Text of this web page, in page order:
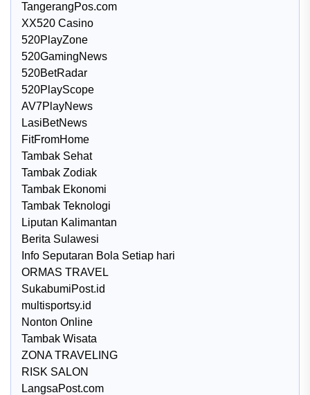
TangerangPos.com
XX520 Casino
520PlayZone
520GamingNews
520BetRadar
520PlayScope
AV7PlayNews
LasiBetNews
FitFromHome
Tambak Sehat
Tambak Zodiak
Tambak Ekonomi
Tambak Teknologi
Liputan Kalimantan
Berita Sulawesi
Info Seputaran Bola Setiap hari
ORMAS TRAVEL
SukabumiPost.id
multisportsy.id
Nonton Online
Tambak Wisata
ZONA TRAVELING
RISK SALON
LangsaPost.com